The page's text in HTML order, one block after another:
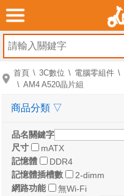
首頁 3C數位 電腦零組件
AM4 A520晶片組
品名關鍵字
尺寸
mATX
記憶體
DDR4
記憶體插槽數
2-dimm
網路功能
無Wi-Fi
商品分類 ▽